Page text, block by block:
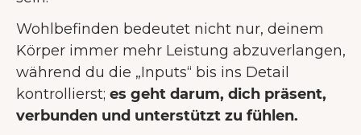
Wohlbefinden bedeutet nicht nur, deinem
Körper immer mehr Leistung abzuverlangen,
während du die „Inputs“ bis ins Detail
kontrollierst; es geht darum, dich präsent,
verbunden und unterstützt zu fühlen.